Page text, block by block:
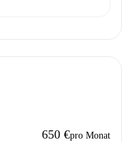
650 €pro Monat